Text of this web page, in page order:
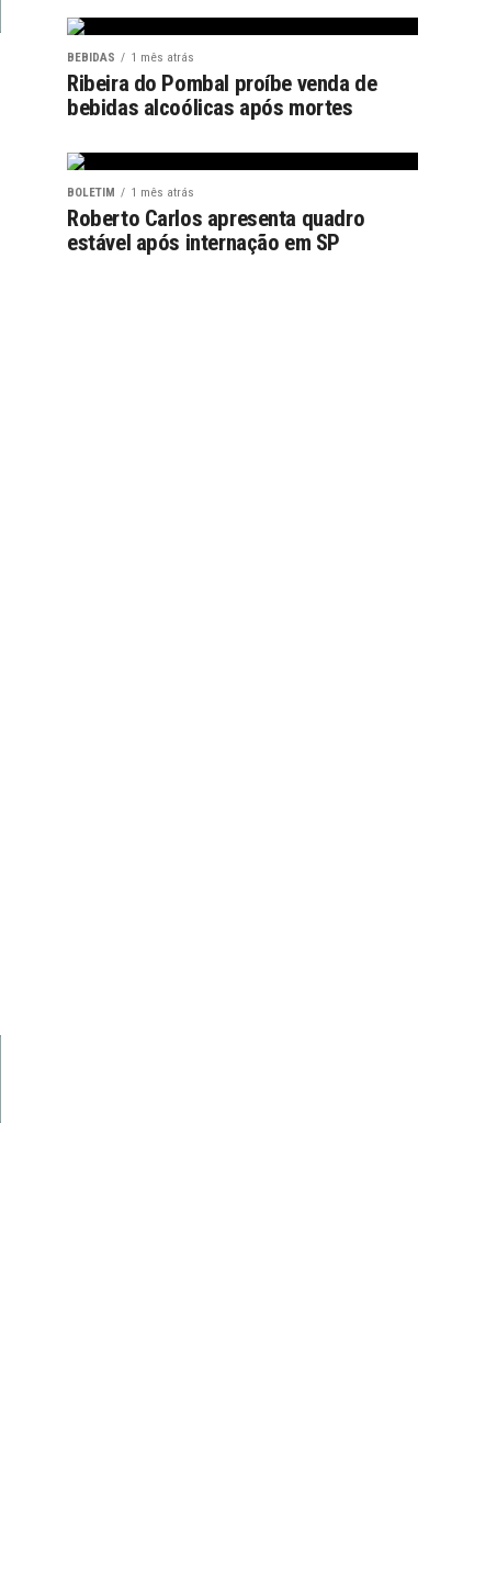
BEBIDAS 1 mês atrás
Ribeira do Pombal proíbe venda de
bebidas alcoólicas após mortes
BOLETIM 1 mês atrás
Roberto Carlos apresenta quadro
estável após internação em SP